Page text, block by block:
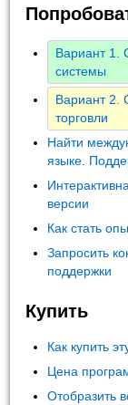
Вариант 1.
системы
Вариант 2.
торговли
Найти
языке.
версии
Как стать
Запросить
поддержки
Купить
Как купить
Цена
Отобразить